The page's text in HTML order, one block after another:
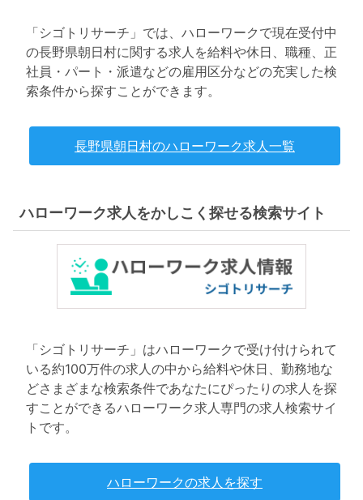
「シゴトリサーチ」では、ハローワークで現在受付中
の長野県朝日村に関する求人を給料や休日、職種、正
社員・パート・派遣などの雇用区分などの充実した検
索条件から探すことができます。
長野県朝日村のハローワーク求人一覧
ハローワーク求人をかしこく探せる検索サイト
「シゴトリサーチ」はハローワークで受け付けられて
いる約100万件の求人の中から給料や休日、勤務地な
どさまざまな検索条件であなたにぴったりの求人を探
すことができるハローワーク求人専門の求人検索サイ
トです。
ハローワークの求人を探す